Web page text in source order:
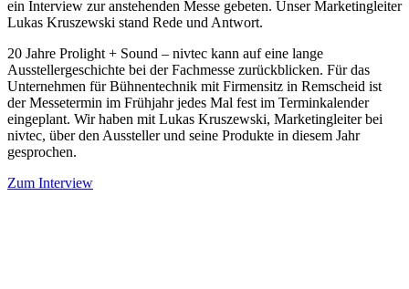
ein Interview zur anstehenden Messe gebeten. Unser Marketingleiter
Lukas Kruszewski stand Rede und Antwort.
20 Jahre Prolight + Sound – nivtec kann auf eine lange
Ausstellergeschichte bei der Fachmesse zurückblicken. Für das
Unternehmen für Bühnentechnik mit Firmensitz in Remscheid ist
der Messetermin im Frühjahr jedes Mal fest im Terminkalender
eingeplant. Wir haben mit Lukas Kruszewski, Marketingleiter bei
nivtec, über den Aussteller und seine Produkte in diesem Jahr
gesprochen.
Zum Interview